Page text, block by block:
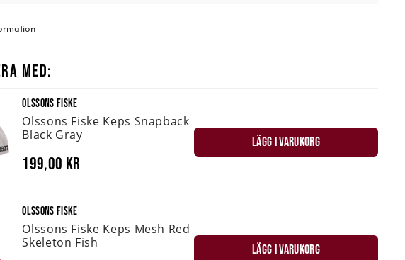
MED:
OLSSONS FISKE
Olssons Fiske Keps Snapback
Black Gray
199,00 kr
LÄGG I VARUKORG
OLSSONS FISKE
Olssons Fiske Keps Mesh Red
Skeleton Fish
LÄGG I VARUKORG